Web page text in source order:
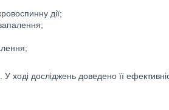
дії;
ході досліджень доведено її